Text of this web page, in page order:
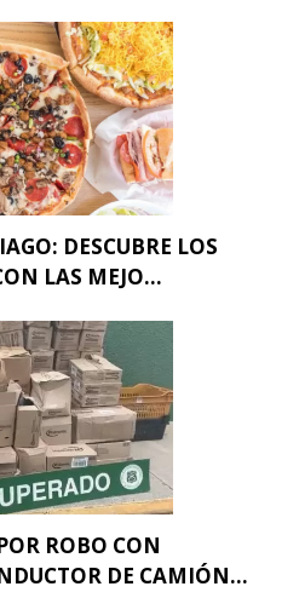
DESCUBRE LOS
LAS MEJO...
ROBO CON
DE CAMIÓN...